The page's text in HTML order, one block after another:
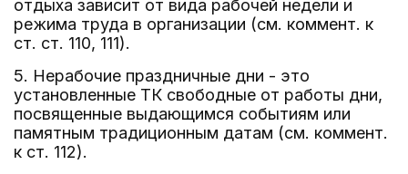
отдыха зависит от вида рабочей недели и
режима труда в организации (см. коммент. к
ст. ст. 110, 111).
5. Нерабочие праздничные дни - это
установленные ТК свободные от работы дни,
посвященные выдающимся событиям или
памятным традиционным датам (см. коммент.
к ст. 112).